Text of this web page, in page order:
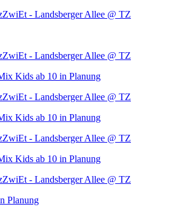
- Landsberger Allee @ TZ
- Landsberger Allee @ TZ
Kids ab 10 in Planung
- Landsberger Allee @ TZ
Kids ab 10 in Planung
- Landsberger Allee @ TZ
Kids ab 10 in Planung
- Landsberger Allee @ TZ
Planung